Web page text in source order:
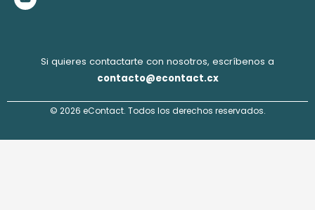
m
Si quieres contactarte con nosotros, escríbenos a
contacto@econtact.cx
© 2026 eContact. Todos los derechos reservados.